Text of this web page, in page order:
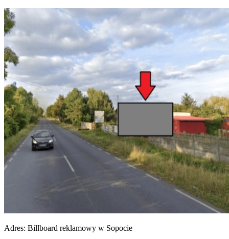
Adres: Billboard reklamowy w Sopocie